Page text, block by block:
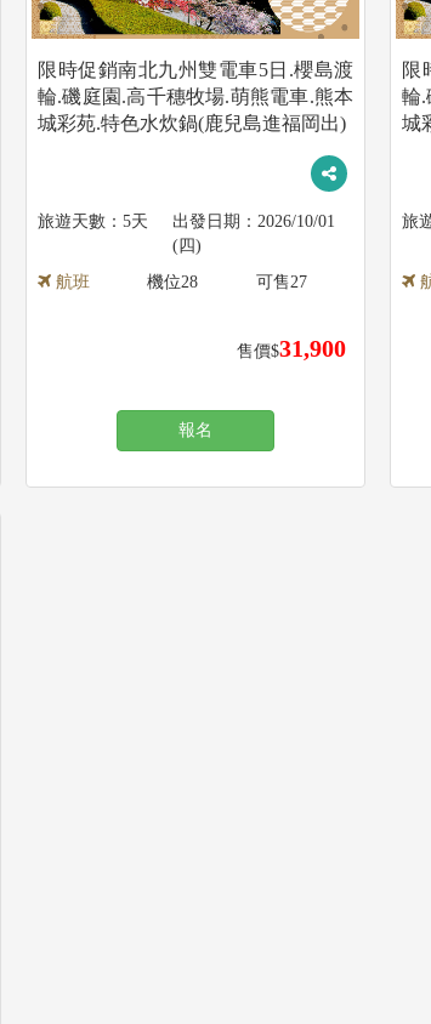
限時促銷南北九州雙電車5日.櫻島渡
輪.磯庭園.高千穗牧場.萌熊電車.熊本
城彩苑.特色水炊鍋(鹿兒島進福岡出)
5天
2026/10/01
(四)
航班
售價$31,900
機位28 可售27
報名
限
輪.
城